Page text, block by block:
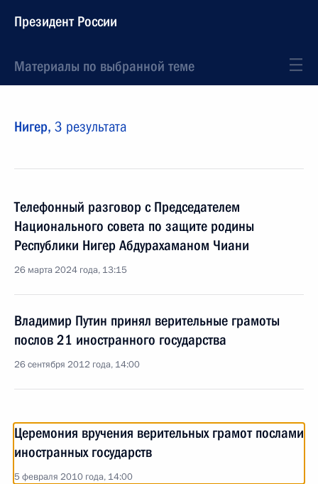
Президент России
Материалы по выбранной теме
Нигер, 3 результата
Телефонный разговор с Председателем
Национального совета по защите родины
Республики Нигер Абдурахаманом Чиани
26 марта 2024 года, 13:15
Владимир Путин принял верительные грамоты
послов 21 иностранного государства
26 сентября 2012 года, 14:00
Церемония вручения верительных грамот послами
иностранных государств
5 февраля 2010 года, 14:00